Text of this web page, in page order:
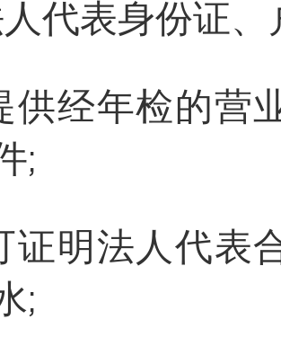
人代表身份证
供经年检的营
;
证明法人代表
;